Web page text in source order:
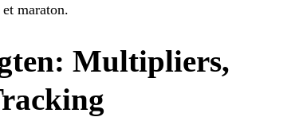
maraton.
Multipliers,